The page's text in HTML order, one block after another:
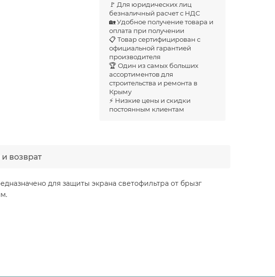
🚩 Для юридических лиц
безналичный расчет с НДС
🏡 Удобное получение товара и
оплата при получении
📋 Товар сертифицирован с
официальной гарантией
производителя
🏆 Один из самых больших
ассортиментов для
строительства и ремонта в
Крыму
⚡ Низкие цены и скидки
постоянным клиентам
возврат
для защиты экрана светофильтра от брызг